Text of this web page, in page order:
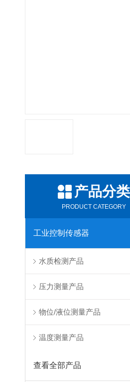
产品分类
PRODUCT CATEGORY
工业控制传感器
水质检测产品
压力测量产品
物位/液位测量产品
温度测量产品
查看全部产品